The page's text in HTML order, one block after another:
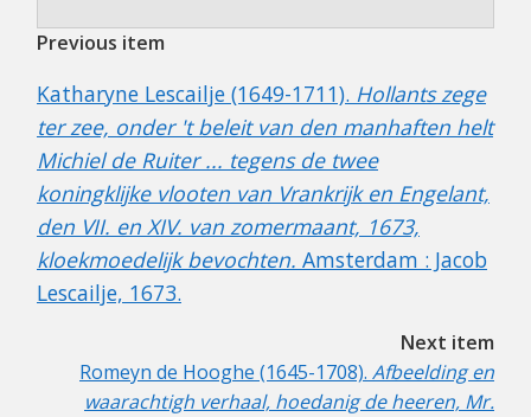
Previous item
Katharyne Lescailje (1649-1711). Hollants zege
ter zee, onder 't beleit van den manhaften helt
Michiel de Ruiter ... tegens de twee
koningklijke vlooten van Vrankrijk en Engelant,
den VII. en XIV. van zomermaant, 1673,
kloekmoedelijk bevochten. Amsterdam : Jacob
Lescailje, 1673.
Next item
Romeyn de Hooghe (1645-1708). Afbeelding en
waarachtigh verhaal, hoedanig de heeren, Mr.